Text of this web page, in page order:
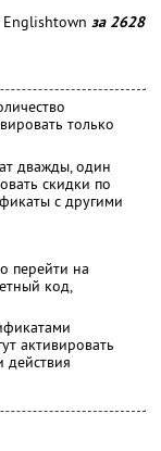
Englishtown за 2628
только
дважды, один
скидки по
с другими
перейти на
код,
активировать
действия